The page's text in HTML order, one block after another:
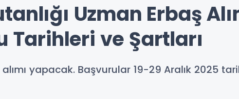
Uzman Erbaş
Tarihleri ve Şartları
yapacak. Başvurular 19-29 Aralık 2025